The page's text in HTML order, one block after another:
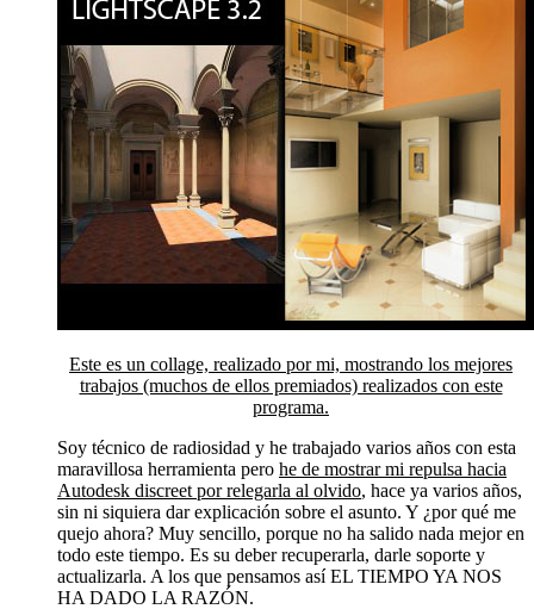
Este es un collage, realizado por mi, mostrando los mejores
trabajos (muchos de ellos premiados) realizados con este
programa.
Soy técnico de radiosidad y he trabajado varios años con esta
maravillosa herramienta pero he de mostrar mi repulsa hacia
Autodesk discreet por relegarla al olvido, hace ya varios años,
sin ni siquiera dar explicación sobre el asunto. Y ¿por qué me
quejo ahora? Muy sencillo, porque no ha salido nada mejor en
todo este tiempo. Es su deber recuperarla, darle soporte y
actualizarla. A los que pensamos así EL TIEMPO YA NOS
HA DADO LA RAZÓN.